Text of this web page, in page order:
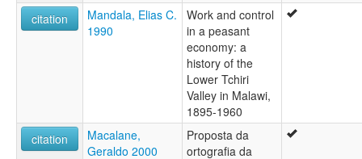
citation
Mandala, Elias C.
1990
Work and control
in a peasant
economy: a
history of the
Lower Tchiri
Valley in Malawi,
1895-1960
citation
Macalane,
Geraldo 2000
Proposta da
ortografia da